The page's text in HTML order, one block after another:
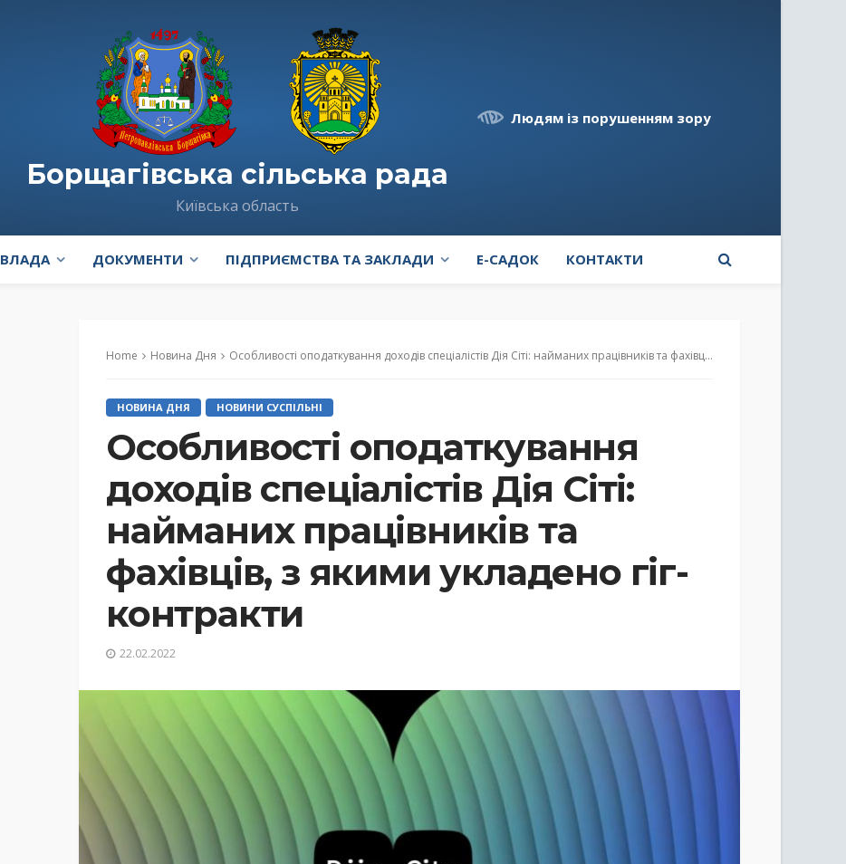
Борщагівська сільська рада
Київська область
Людям із порушенням зору
ВЛАДА ДОКУМЕНТИ ПІДПРИЄМСТВА ТА ЗАКЛАДИ E-САДОК КОНТАКТИ
Home Новина Дня Особливості оподаткування доходів спеціалістів Дія Сіті: найманих працівників та фахівців, з якими укладено гіг-контракти
НОВИНА ДНЯ НОВИНИ СУСПІЛЬНІ
Особливості оподаткування
доходів спеціалістів Дія Сіті:
найманих працівників та
фахівців, з якими укладено гіг-
контракти
22.02.2022